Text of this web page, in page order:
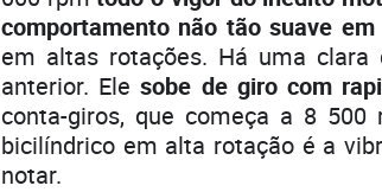
comportamento não tão suave em
em altas rotações. Há uma
anterior. Elesobe de giro com
conta-giros, que começa a 8
bicilíndrico em alta rotação é a
notar.